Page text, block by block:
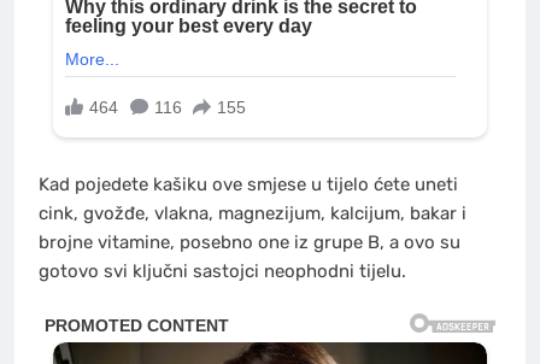
Kad pojedete kašiku ove smjese u tijelo ćete uneti
cink, gvožđe, vlakna, magnezijum, kalcijum, bakar i
brojne vitamine, posebno one iz grupe B, a ovo su
gotovo svi ključni sastojci neophodni tijelu.